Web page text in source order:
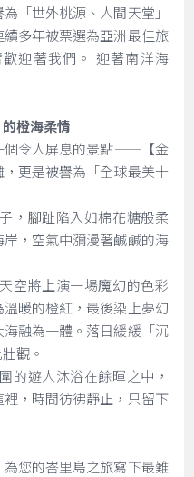
「世外桃源、人間天堂」
多年被票選為亞洲最佳旅
迎著我們。 迎著南洋海
橙海柔情
個令人屏息的景點——【金
更是被譽為「全球最美十
，腳趾陷入如棉花糖般柔
，空氣中瀰漫著鹹鹹的海
空將上演一場魔幻的色彩
暖的橙紅，最後染上夢幻
融為一體。落日緩緩「沉
觀。
的遊人沐浴在餘暉之中，
，時間彷彿靜止，只留下
您的峇里島之旅寫下最難